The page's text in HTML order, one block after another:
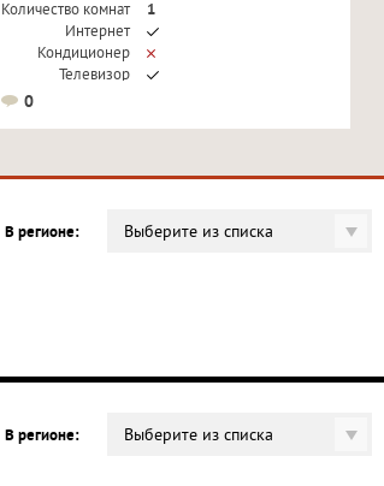
Количество комнат
1
Интернет
Кондиционер
Телевизор
0
В регионе: Выберите из списка
В регионе: Выберите из списка